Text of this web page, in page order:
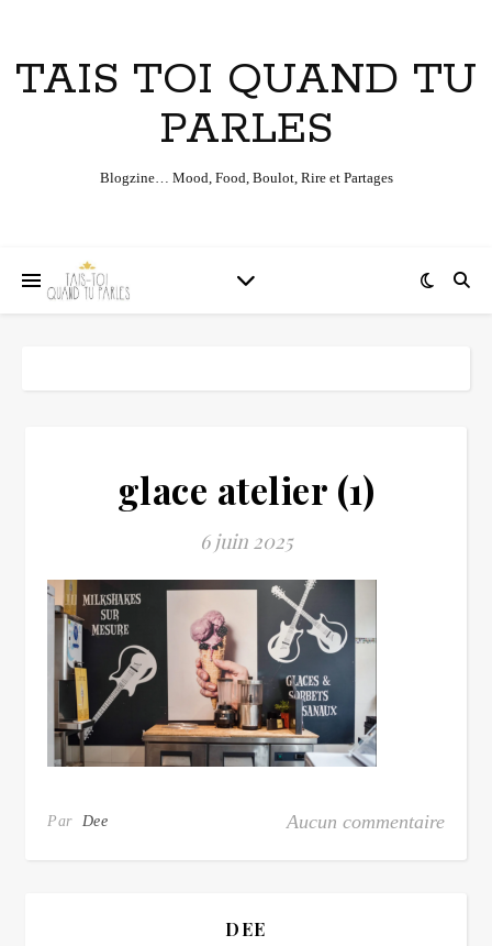
TAIS TOI QUAND TU
PARLES
Blogzine… Mood, Food, Boulot, Rire et Partages
glace atelier (1)
6 juin 2025
Par Dee Aucun commentaire
DEE